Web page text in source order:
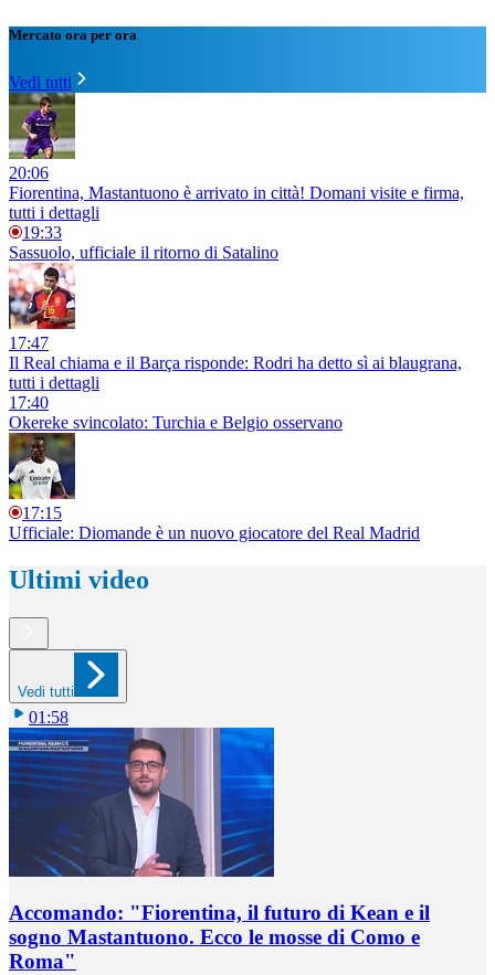
Mercato ora per ora
Vedi tutti
20:06
Fiorentina, Mastantuono è arrivato in città! Domani visite e firma,
tutti i dettagli
19:33
Sassuolo, ufficiale il ritorno di Satalino
17:47
Il Real chiama e il Barça risponde: Rodri ha detto sì ai blaugrana,
tutti i dettagli
17:40
Okereke svincolato: Turchia e Belgio osservano
17:15
Ufficiale: Diomande è un nuovo giocatore del Real Madrid
Ultimi video
Vedi tutti
01:58
Accomando: "Fiorentina, il futuro di Kean e il
sogno Mastantuono. Ecco le mosse di Como e
Roma"